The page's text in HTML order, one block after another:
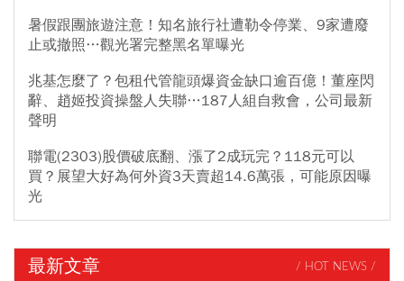
暑假跟團旅遊注意！知名旅行社遭勒令停業、9家遭廢
止或撤照…觀光署完整黑名單曝光
兆基怎麼了？包租代管龍頭爆資金缺口逾百億！董座閃
辭、趙姬投資操盤人失聯…187人組自救會，公司最新
聲明
聯電(2303)股價破底翻、漲了2成玩完？118元可以
買？展望大好為何外資3天賣超14.6萬張，可能原因曝
光
最新文章 / HOT NEWS /